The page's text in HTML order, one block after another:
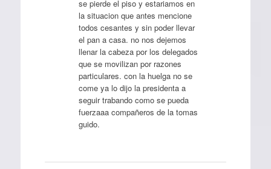
se pierde el piso y estariamos en
la situacion que antes mencione
todos cesantes y sin poder llevar
el pan a casa. no nos dejemos
llenar la cabeza por los delegados
que se movilizan por razones
particulares. con la huelga no se
come ya lo dijo la presidenta a
seguir trabando como se pueda
fuerzaaa compañeros de la tomas
guido.